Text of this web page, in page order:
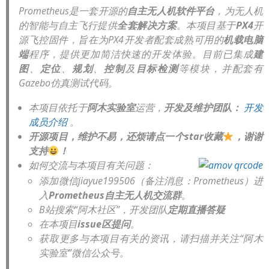
Prometheus是一套开源的自主无人机软件平台，为无人机
的智能与自主飞行提供全套解决方案。本项目基于PX4开
源飞控固件，旨在为PX4开发者配套成熟可用的机载电脑
端程序，提供更加简洁快速的开发体验。目前已集成建
图、 定位、 规划、 控制及 目标检测等模块，并配套有
Gazebo仿真测试代码。
本项目依托于阿木实验室运营， 开发及维护团队： 开发
成员介绍。
开源项目，维护不易，还烦请点一个star收藏
，谢谢
支持
！
如何交流与本项目有关问题：
添加微信jiayue199506（备注消息：Prometheus）进
入Prometheus自主无人机交流群。
B站搜索“阿木社区”，开发团队定期直播答疑
在本项目issue区提问。
获取更多与本项目有关的资讯，请扫描并关注“阿木
实验室”微信公众号。